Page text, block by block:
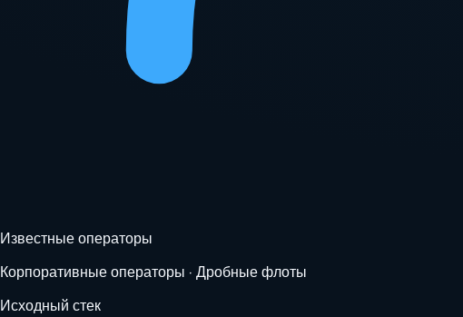
Известные операторы
Корпоративные операторы · Дробные флоты
Исходный стек